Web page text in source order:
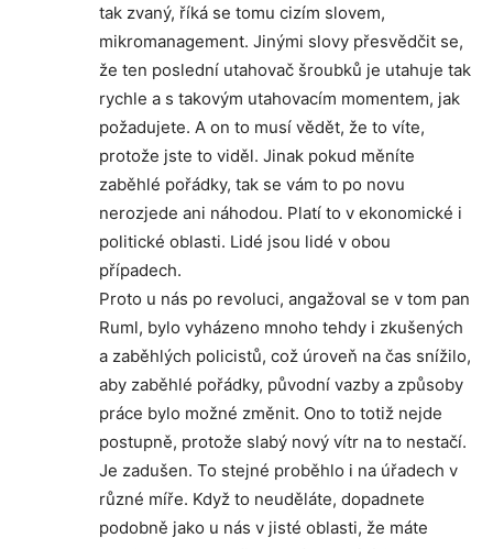
tak zvaný, říká se tomu cizím slovem,
mikromanagement. Jinými slovy přesvědčit se,
že ten poslední utahovač šroubků je utahuje tak
rychle a s takovým utahovacím momentem, jak
požadujete. A on to musí vědět, že to víte,
protože jste to viděl. Jinak pokud měníte
zaběhlé pořádky, tak se vám to po novu
nerozjede ani náhodou. Platí to v ekonomické i
politické oblasti. Lidé jsou lidé v obou
případech.
Proto u nás po revoluci, angažoval se v tom pan
Ruml, bylo vyházeno mnoho tehdy i zkušených
a zaběhlých policistů, což úroveň na čas snížilo,
aby zaběhlé pořádky, původní vazby a způsoby
práce bylo možné změnit. Ono to totiž nejde
postupně, protože slabý nový vítr na to nestačí.
Je zadušen. To stejné proběhlo i na úřadech v
různé míře. Když to neuděláte, dopadnete
podobně jako u nás v jisté oblasti, že máte